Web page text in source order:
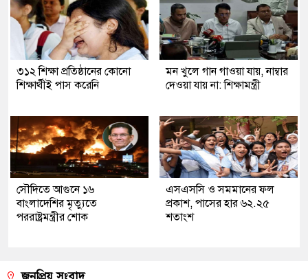
৩১২ শিক্ষা প্রতিষ্ঠানের কোনো
শিক্ষার্থীই পাস করেনি
মন খুলে গান গাওয়া যায়, নাম্বার
দেওয়া যায় না: শিক্ষামন্ত্রী
সৌদিতে আগুনে ১৬
বাংলাদেশির মৃত্যুতে
পররাষ্ট্রমন্ত্রীর শোক
এসএসসি ও সমমানের ফল
প্রকাশ, পাসের হার ৬২.২৫
শতাংশ